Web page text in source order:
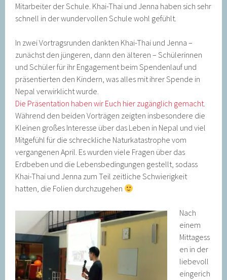
Mitarbeiter der Schule. Khai-Thai und Jenna haben sich sehr
schnell in der wundervollen Schule wohl gefühlt.
In zwei Vortragsrunden dankten Khai-Thai und Jenna –
zunächst den jüngeren, dann den älteren – Schülerinnen
und Schüler für ihr Engagement beim Spendenlauf und
präsentierten den Kindern, was alles mit ihrer Spende in
Nepal verwirklicht wurde.
Die Präsentation haben wir Euch hier zugänglich gemacht.
Während den beiden Vorträgen zeigten insbesondere die
Kleinen großes Interesse über das Leben in Nepal und viel
Mitgefühl für die schreckliche Naturkatastrophe vom
vergangenen April. Es wurden viele Fragen über das
Erdbeben und die Lebensbedingungen gestellt, sodass
Khai-Thai und Jenna zum Teil zeitliche Schwierigkeit
hatten, die Folien durchzugehen
Nach
einem
Mittagess
en in der
liebevoll
eingerich